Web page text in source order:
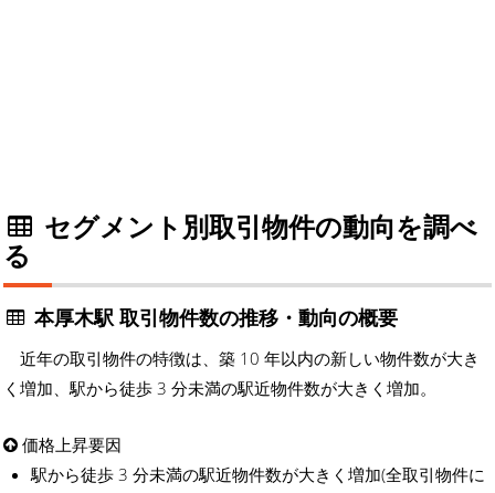
セグメント別取引物件の動向を調べ
る
本厚木駅 取引物件数の推移・動向の概要
近年の取引物件の特徴は、築 10 年以内の新しい物件数が大き
く増加、駅から徒歩 3 分未満の駅近物件数が大きく増加。
価格上昇要因
駅から徒歩 3 分未満の駅近物件数が大きく増加(全取引物件に